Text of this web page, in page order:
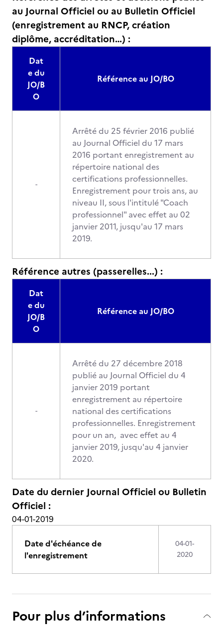
au Journal Officiel ou au Bulletin Officiel
(enregistrement au RNCP, création
diplôme, accréditation…) :
Dat
e du
JO/B
O
Référence au JO/BO
-
Arrêté du 25 février 2016 publié
au Journal Officiel du 17 mars
2016 portant enregistrement au
répertoire national des
certifications professionnelles.
Enregistrement pour trois ans, au
niveau II, sous l'intitulé "Coach
professionnel" avec effet au 02
janvier 2011, jusqu'au 17 mars
2019.
Référence autres (passerelles...) :
Dat
e du
JO/B
O
Référence au JO/BO
-
Arrêté du 27 décembre 2018
publié au Journal Officiel du 4
janvier 2019 portant
enregistrement au répertoire
national des certifications
professionnelles. Enregistrement
pour un an, avec effet au 4
janvier 2019, jusqu'au 4 janvier
2020.
Date du dernier Journal Officiel ou Bulletin
Officiel :
04-01-2019
Date d'échéance de
l'enregistrement
04-01-
2020
Pour plus d’informations